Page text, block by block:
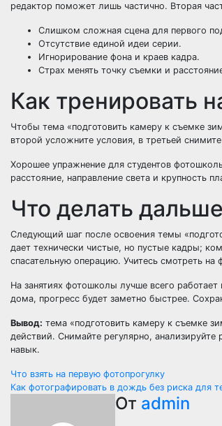
редактор поможет лишь частично. Вторая
Слишком сложная сцена для первого
Отсутствие единой идеи серии.
Игнорирование фона и краев кадра.
Страх менять точку съемки и
Как тренировать
Чтобы тема «подготовить камеру к съемке
второй усложните условия, в третьей
Хорошее упражнение для студентов
расстояние, направление света и крупность
Что делать дальше
Следующий шаг после освоения темы
дает технически чистые, но пустые кадры;
спасательную операцию. Учитесь смотреть на
На занятиях фотошколы лучше всего
дома, прогресс будет заметно быстрее.
Вывод: тема «подготовить камеру к съемке
действий. Снимайте регулярно,
навык.
Навигация
Что взять на первую фотопрогулку
Как фотографировать в дождь без риска для
От admin